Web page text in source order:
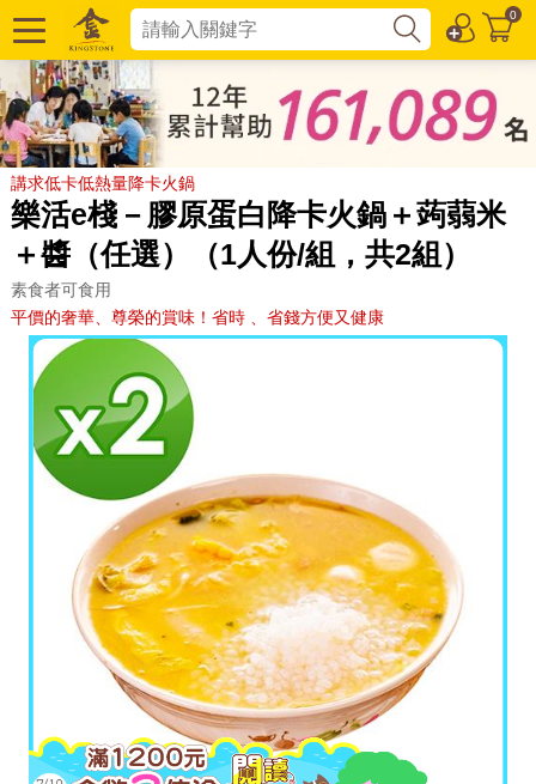
0
講求低卡低熱量降卡火鍋
樂活e棧－膠原蛋白降卡火鍋＋蒟蒻米
＋醬（任選）（1人份/組，共2組）
素食者可食用
平價的奢華、尊榮的賞味！省時 、省錢方便又健康